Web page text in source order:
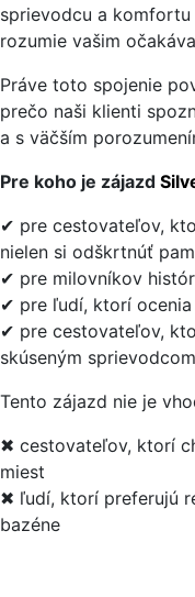
sprievodcu a
rozumie vašim
Práve toto spojenie
prečo naši klienti
a s väčším
Pre koho je zájazd
✔ pre cestovateľov,
nielen si odškrtnúť
✔ pre milovníkov
✔ pre ľudí, ktorí
✔ pre cestovateľov,
skúseným sprievodcom
Tento zájazd nie je
✖ cestovateľov, ktorí
miest
✖ ľudí, ktorí preferujú
bazéne